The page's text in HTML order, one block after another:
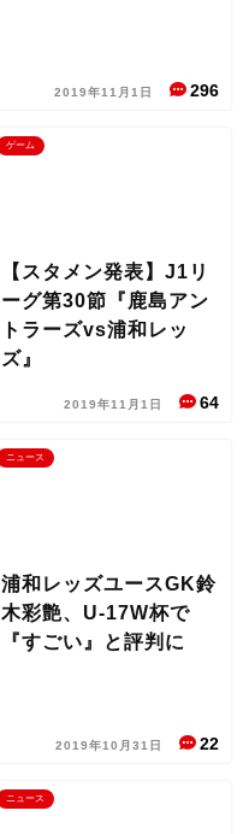
2019年11月1日 296
ゲーム
【スタメン発表】J1リ
ーグ第30節『鹿島アン
トラーズvs浦和レッ
ズ』
2019年11月1日 64
ニュース
浦和レッズユースGK鈴
木彩艶、U-17W杯で
『すごい』と評判に
2019年10月31日 22
ニュース